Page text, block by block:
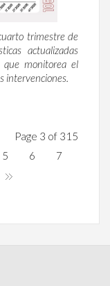
trimestre de
actualizadas
que monitorea el
intervenciones.
Page 3 of 315
5 6
7